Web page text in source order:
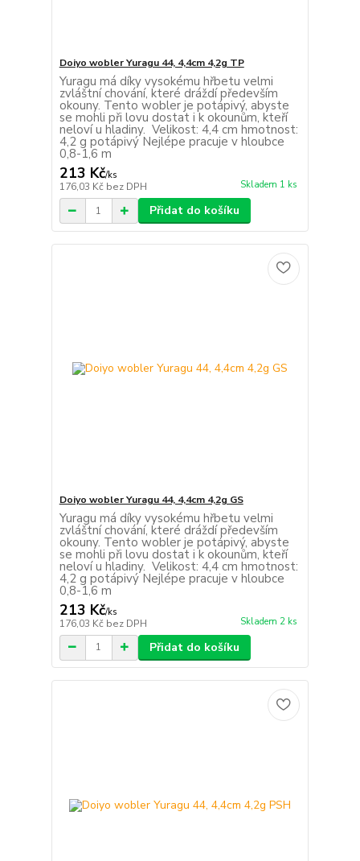
Doiyo wobler Yuragu 44, 4,4cm 4,2g TP
Yuragu má díky vysokému hřbetu velmi
zvláštní chování, které dráždí především
okouny. Tento wobler je potápivý, abyste
se mohli při lovu dostat i k okounům, kteří
neloví u hladiny. Velikost: 4,4 cm hmotnost:
4,2 g potápivý Nejlépe pracuje v hloubce
0,8-1,6 m
213 Kč/ks
176,03 Kč bez DPH Skladem 1 ks
Přidat do košíku
Doiyo wobler Yuragu 44, 4,4cm 4,2g GS
Yuragu má díky vysokému hřbetu velmi
zvláštní chování, které dráždí především
okouny. Tento wobler je potápivý, abyste
se mohli při lovu dostat i k okounům, kteří
neloví u hladiny. Velikost: 4,4 cm hmotnost:
4,2 g potápivý Nejlépe pracuje v hloubce
0,8-1,6 m
213 Kč/ks
176,03 Kč bez DPH Skladem 2 ks
Přidat do košíku